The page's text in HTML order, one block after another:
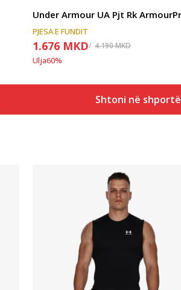
PJESA E FUNDIT
1.676 MKD 4.190MKD
Ulja60%
Shtoni në shportë
Krahasoni